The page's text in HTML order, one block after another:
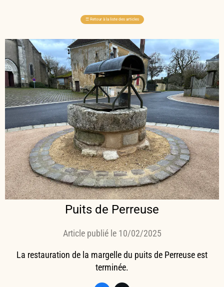
☰ Retour à la liste des articles
Puits de Perreuse
Article publié le 10/02/2025
La restauration de la margelle du puits de Perreuse est
terminée.